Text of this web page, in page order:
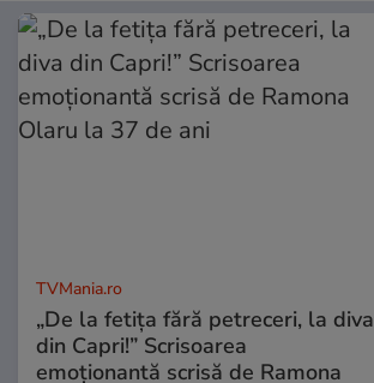
TVMania.ro
„De la fetița fără petreceri, la diva
din Capri!” Scrisoarea
emoționantă scrisă de Ramona